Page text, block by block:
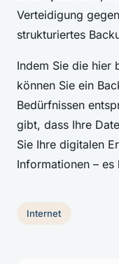
Verteidigung
strukturiertes
Indem Sie die hier
können Sie ein
Bedürfnissen
gibt, dass Ihre
Sie Ihre digitalen
Informationen – es
Internet